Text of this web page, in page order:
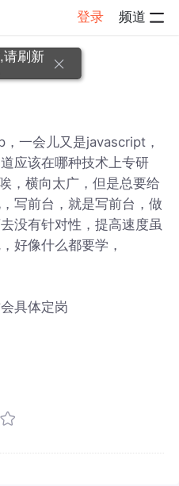
登录 频道
情
一会儿又是javascript，
应该在哪种技术上专研
，横向太广，但是总要给
写前台，就是写前台，做
没有针对性，提高速度虽
好像什么都要学，
具体定岗
请刷新